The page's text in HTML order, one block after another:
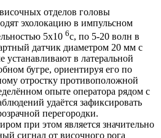
отделов головы
эхолокацию в импульсном
5x10 6с, по 5-20 волн в
датчик диаметром 20 мм с
устанавливают в латеральной
бугре, ориентируя его по
отростку противоположной
опыте оператора рядом с
удаётся зафиксировать
перегородки.
при этом является значительно
сигнал от височного рога